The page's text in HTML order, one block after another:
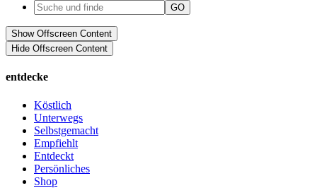
Show Offscreen Content
Hide Offscreen Content
entdecke
Köstlich
Unterwegs
Selbstgemacht
Empfiehlt
Entdeckt
Persönliches
Shop